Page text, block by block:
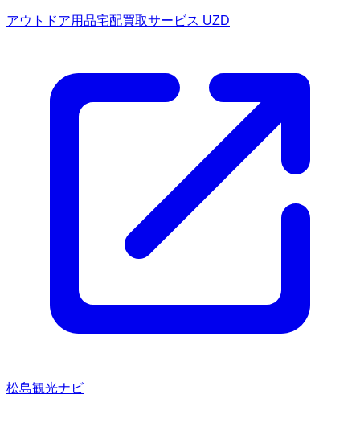
アウトドア用品宅配買取サービス UZD
松島観光ナビ